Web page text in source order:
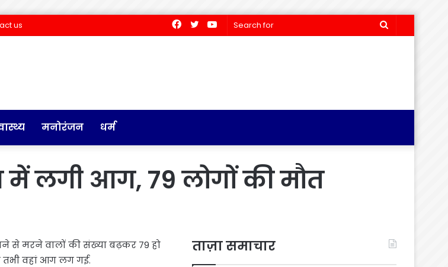
us
Search
YouTube
Twitter
Facebook
मनोरंजन धर्म
लगी आग, 79 लोगों की मौत
से मरने वालों की संख्या बढ़कर 79 हो
तभी वहां आग लग गई.
ताज़ा समाचार